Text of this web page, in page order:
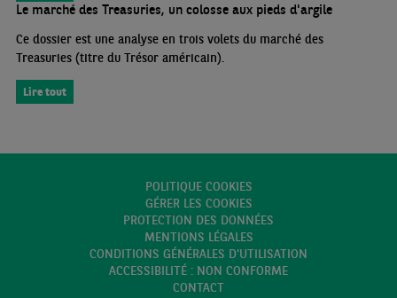
Le marché des Treasuries, un colosse aux pieds d'argile
Ce dossier est une analyse en trois volets du marché des
Treasuries (titre du Trésor américain).
Lire tout
POLITIQUE COOKIES
GÉRER LES COOKIES
PROTECTION DES DONNÉES
MENTIONS LÉGALES
CONDITIONS GÉNÉRALES D'UTILISATION
ACCESSIBILITÉ : NON CONFORME
CONTACT